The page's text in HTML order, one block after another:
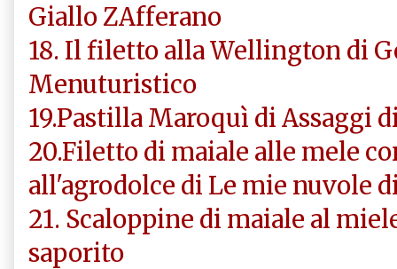
Giallo ZAfferano
18. Il filetto alla Wellington di
Menuturistico
19.Pastilla Maroquì di Assaggi
20.Filetto di maiale alle mele
all'agrodolce di Le mie nuvole
21. Scaloppine di maiale al
saporito